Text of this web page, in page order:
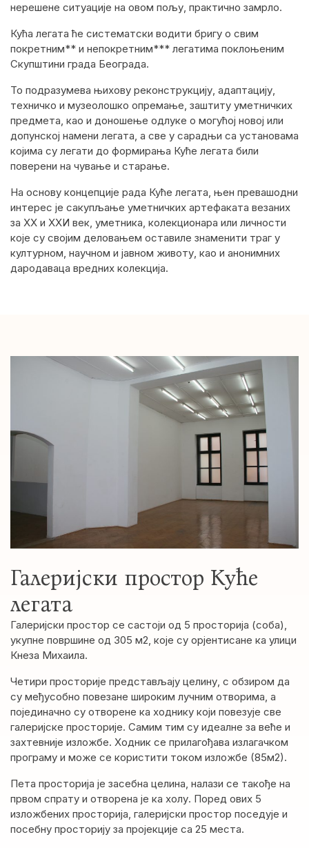
нерешене ситуације на овом пољу, практично замрло.
Кућа легата ће систематски водити бригу о свим
покретним** и непокретним*** легатима поклоњеним
Скупштини града Београда.
То подразумева њихову реконструкцију, адаптацију,
техничко и музеолошко опремање, заштиту уметничких
предмета, као и доношење одлуке о могућој новој или
допунској намени легата, а све у сарадњи са установама
којима су легати до формирања Куће легата били
поверени на чување и старање.
На основу концепције рада Куће легата, њен превашодни
интерес је сакупљање уметничких артефаката везаних
за XX и XXИ век, уметника, колекционара или личности
које су својим деловањем оставиле знаменити траг у
културном, научном и јавном животу, као и анонимних
дародаваца вредних колекција.
Галеријски простор Куће
легата
Галеријски простор се састоји од 5 просторија (соба),
укупне површине од 305 м2, које су орјентисане ка улици
Кнеза Михаила.
Четири просторије представљају целину, с обзиром да
су међусобно повезане широким лучним отворима, а
појединачно су отворене ка ходнику који повезује све
галеријске просторије. Самим тим су идеалне за веће и
захтевније изложбе. Ходник се прилагођава излагачком
програму и може се користити током изложбе (85м2).
Пета просторија је засебна целина, налази се такође на
првом спрату и отворена је ка холу. Поред ових 5
изложбених просторија, галеријски простор поседује и
посебну просторију за пројекције са 25 места.